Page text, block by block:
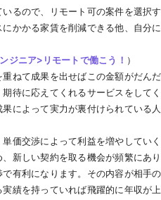
るので、リモート可の案件を選択
かかる家賃を削減できる他、自分
ジニア>リモートで働こう！ ）
ねて成果を出せばこの金額がだん
待に応えてくれるサービスをして
によって実力が裏付けられている
価交渉によって利益を増やしてい
新しい契約を取る機会が頻繁にあ
有利になります。その内容が相手
績を持っていれば飛躍的に年収が上